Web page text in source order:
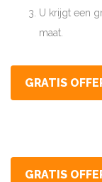
U krijgt een
maat.
GRATIS
GRATIS